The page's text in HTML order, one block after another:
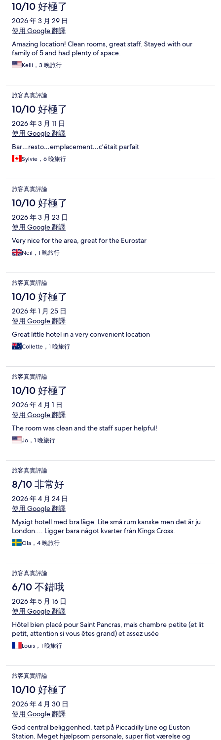
10/10 好極了
2026 年 3 月 29 日
使用 Google 翻譯
Amazing location! Clean rooms, great staff. Stayed with our
family of 5 and had plenty of space.
Kelli，3 晚旅行
旅客真實評論
10/10 好極了
2026 年 3 月 11 日
使用 Google 翻譯
Bar…resto…emplacement…c’était parfait
Sylvie，6 晚旅行
旅客真實評論
10/10 好極了
2026 年 3 月 23 日
使用 Google 翻譯
Very nice for the area, great for the Eurostar
Neil，1 晚旅行
旅客真實評論
10/10 好極了
2026 年 1 月 25 日
使用 Google 翻譯
Great little hotel in a very convenient location
Collette，1 晚旅行
旅客真實評論
10/10 好極了
2026 年 4 月 1 日
使用 Google 翻譯
The room was clean and the staff super helpful!
Jo，1 晚旅行
旅客真實評論
8/10 非常好
2026 年 4 月 24 日
使用 Google 翻譯
Mysigt hotell med bra läge. Lite små rum kanske men det är ju
London.... Ligger bara något kvarter från Kings Cross.
Ola，4 晚旅行
旅客真實評論
6/10 不錯哦
2026 年 5 月 16 日
使用 Google 翻譯
Hôtel bien placé pour Saint Pancras, mais chambre petite (et lit
petit, attention si vous êtes grand) et assez usée
Louis，1 晚旅行
旅客真實評論
10/10 好極了
2026 年 4 月 30 日
使用 Google 翻譯
God central beliggenhed, tæt på Piccadilly Line og Euston
Station. Meget hjælpsom personale, super flot værelse og